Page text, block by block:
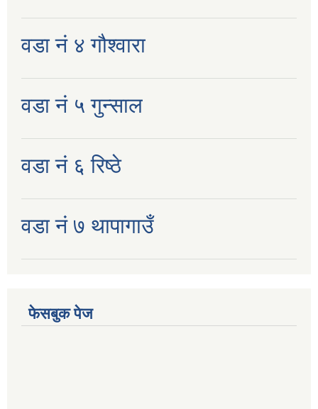
वडा नं ४ गौश्वारा
वडा नं ५ गुन्साल
वडा नं ६ रिष्ठे
वडा नं ७ थापागाउँ
फेसबुक पेज